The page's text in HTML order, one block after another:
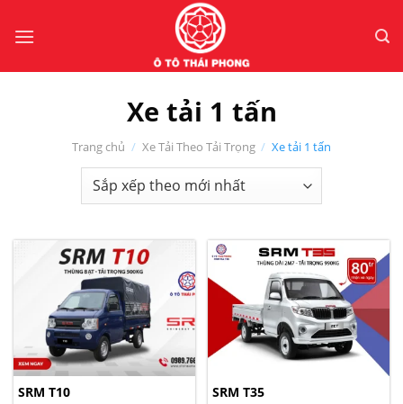
qua
dung
Xe tải 1 tấn
Trang chủ / Xe Tải Theo Tải Trọng / Xe tải 1 tấn
SRM T10 SRM T35